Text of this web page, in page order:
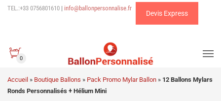
TEL.:+33 0756801610 | info@ballonpersonnalise.fr
Devis Express
0
Accueil » Boutique Ballons » Pack Promo Mylar Ballon » 12 Ballons Mylars
Ronds Personnalisés + Hélium Mini